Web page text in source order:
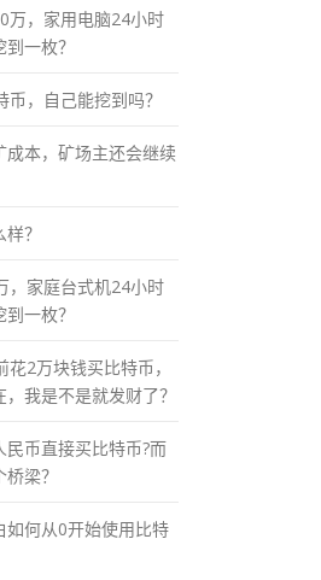
万，家用电脑24小时
一枚？
币，自己能挖到吗？
成本，矿场主还会继续
？
，家庭台式机24小时
一枚？
2万块钱买比特币，
我是不是就发财了？
民币直接买比特币?而
梁？
如何从0开始使用比特